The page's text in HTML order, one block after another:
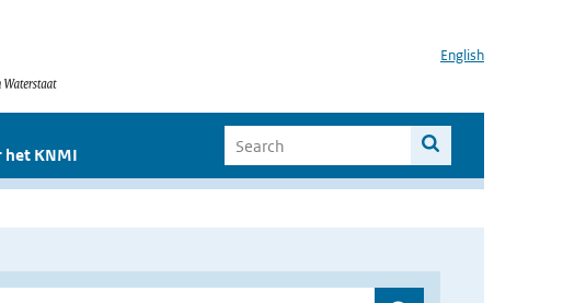
English
het KNMI